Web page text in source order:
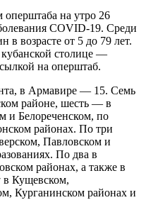
на утро 26
COVID-19. Среди
возрасте от 5 до 79 лет.
столице —
на оперштаб.
в Армавире — 15. Семь
районе, шесть — в
и Белореченском, по
районах. По три
Павловском и
По два в
районах, а также в
в Кущевском,
Курганинском районах и